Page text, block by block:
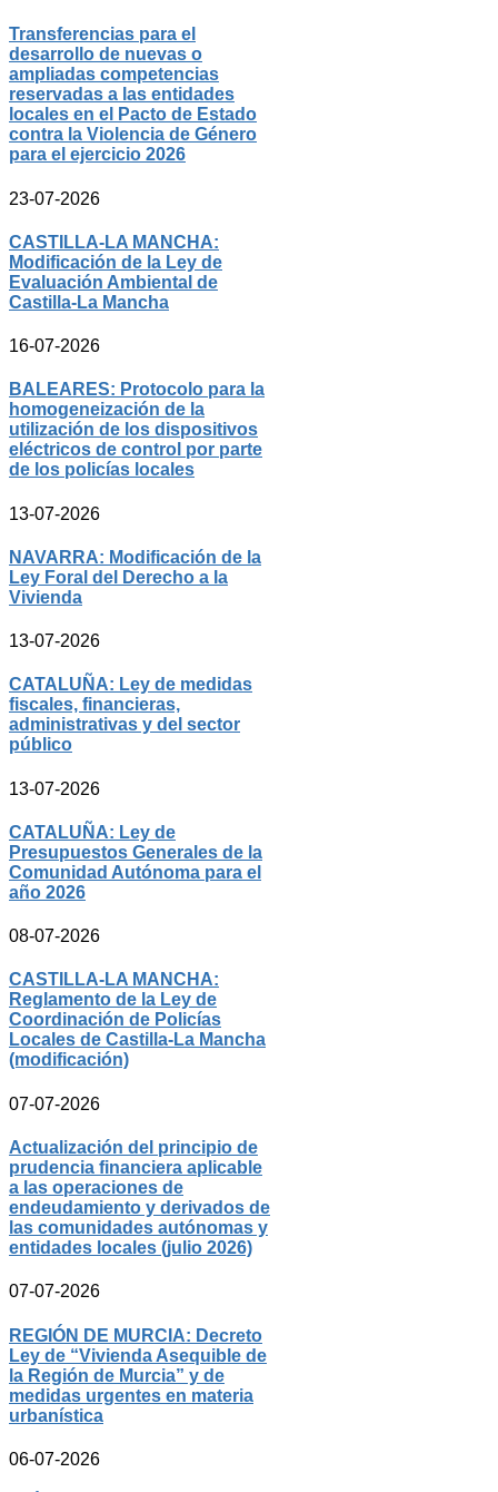
Transferencias para el
desarrollo de nuevas o
ampliadas competencias
reservadas a las entidades
locales en el Pacto de Estado
contra la Violencia de Género
para el ejercicio 2026
23-07-2026
CASTILLA-LA MANCHA:
Modificación de la Ley de
Evaluación Ambiental de
Castilla-La Mancha
16-07-2026
BALEARES: Protocolo para la
homogeneización de la
utilización de los dispositivos
eléctricos de control por parte
de los policías locales
13-07-2026
NAVARRA: Modificación de la
Ley Foral del Derecho a la
Vivienda
13-07-2026
CATALUÑA: Ley de medidas
fiscales, financieras,
administrativas y del sector
público
13-07-2026
CATALUÑA: Ley de
Presupuestos Generales de la
Comunidad Autónoma para el
año 2026
08-07-2026
CASTILLA-LA MANCHA:
Reglamento de la Ley de
Coordinación de Policías
Locales de Castilla-La Mancha
(modificación)
07-07-2026
Actualización del principio de
prudencia financiera aplicable
a las operaciones de
endeudamiento y derivados de
las comunidades autónomas y
entidades locales (julio 2026)
07-07-2026
REGIÓN DE MURCIA: Decreto
Ley de “Vivienda Asequible de
la Región de Murcia” y de
medidas urgentes en materia
urbanística
06-07-2026